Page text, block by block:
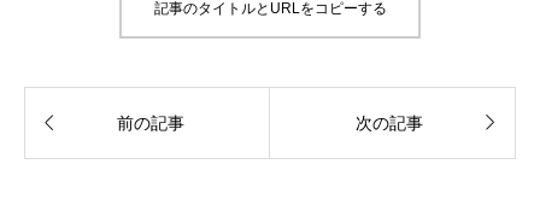
記事のタイトルとURLをコピーする
 前の記事 次の記事 